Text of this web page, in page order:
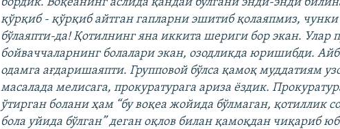
қўрқиб - қўрқиб айтган гапларни эшитиб қолаяпмиз,
бўлаяпти-да! Қотилнинг яна иккита шериги бор экан. Улар
бойваччаларнинг болалари экан, озодликда юришибди.
одамга ағдаришаяпти. Групповой бўлса қамоқ муддатиям
масалада мелисага, прокуратурага ариза ёздик.
ўтирган болани ҳам “бу воқеа жойида бўлмаган, қотиллик
бола уйида бўлган” деган оқлов билан қамоқдан чиқариб